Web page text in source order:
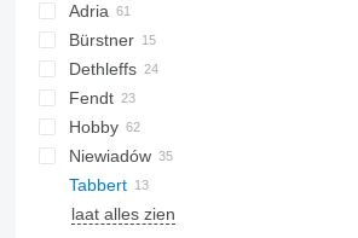
Adria
Action
Adora
Alpina
Altea
Aviva
Bürstner
Premio
Ventana
Calista
HY
Dethleffs
Beduin
Camper
DTEA
Fendt
Bianco
Diamant
Tendenza
Hobby
De Luxe
Excellent
OnTour
Eriba
Sport
Südwind
Niewiadów
N-series
Tabbert
Da Vinci
CaraOne
laat alles zien